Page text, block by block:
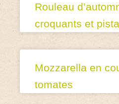
Rouleau
croquants et
Mozzarella en
tomates